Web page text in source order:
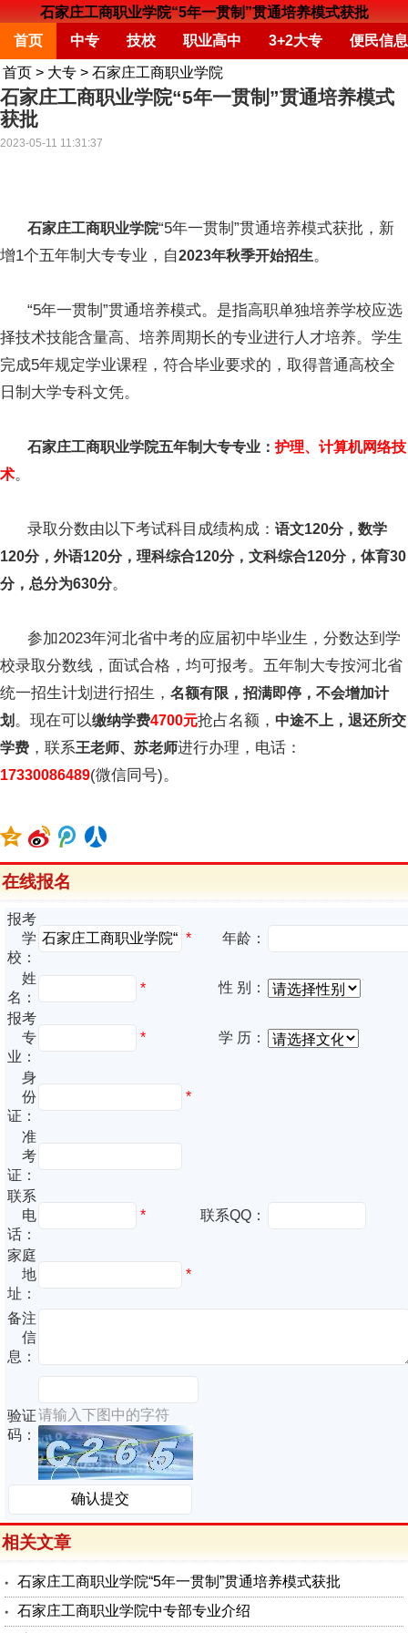
石家庄工商职业学院“5年一贯制”贯通培养模式获批
首页
中专 技校 职业高中 3+2大专 便民信息
首页 > 大专 > 石家庄工商职业学院
石家庄工商职业学院“5年一贯制”贯通培养模式
获批
2023-05-11 11:31:37
石家庄工商职业学院“5年一贯制”贯通培养模式获批，新
增1个五年制大专专业，自2023年秋季开始招生。
“5年一贯制”贯通培养模式。是指高职单独培养学校应选
择技术技能含量高、培养周期长的专业进行人才培养。学生
完成5年规定学业课程，符合毕业要求的，取得普通高校全
日制大学专科文凭。
石家庄工商职业学院五年制大专专业： 护理、计算机网络技
术。
录取分数由以下考试科目成绩构成： 语文120分，数学
120分，外语120分，理科综合120分，文科综合120分，体育30
分，总分为630分。
参加2023年河北省中考的应届初中毕业生，分数达到学
校录取分数线，面试合格，均可报考。五年制大专按河北省
统一招生计划进行招生， 名额有限，招满即停，不会增加计
划 。现在可以缴纳学费4700元抢占名额， 中途不上，退还所交
学费 ，联系王老师、苏老师进行办理，电话：
17330086489(微信同号)。
在线报名
报考
学
校：
* 年龄：
姓
名：
*
性 别：
报考
专
业：
* 学 历：
身
份
证：
*
准
考
证：
联系
电
话：
* 联系QQ：
家庭
地
址：
*
备注
信
息：
验证
码：
请输入下图中的字符
相关文章
石家庄工商职业学院“5年一贯制”贯通培养模式获批
石家庄工商职业学院中专部专业介绍